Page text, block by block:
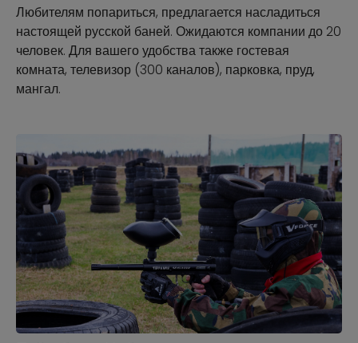
Любителям попариться, предлагается насладиться
настоящей русской баней. Ожидаются компании до 20
человек. Для вашего удобства также гостевая
комната, телевизор (300 каналов), парковка, пруд,
мангал.